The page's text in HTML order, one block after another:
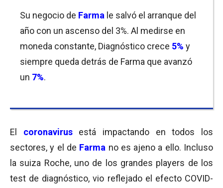
Su negocio de Farma le salvó el arranque del
año con un ascenso del 3%. Al medirse en
moneda constante, Diagnóstico crece 5% y
siempre queda detrás de Farma que avanzó
un 7%.
El coronavirusestá impactando en todos los
sectores, y el de Farma no es ajeno a ello. Incluso
la suiza Roche, uno de los grandes players de los
test de diagnóstico, vio reflejado el efecto COVID-